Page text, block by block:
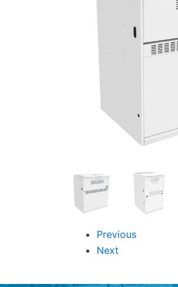
Previous
Next